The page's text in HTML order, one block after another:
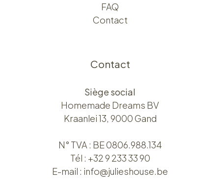
FAQ
Contact
Contact
Siège social
Homemade Dreams BV
Kraanlei 13, 9000 Gand
N° TVA : BE 0806.988.134
Tél : +32 9 233 33 90
E-mail : info@julieshouse.be